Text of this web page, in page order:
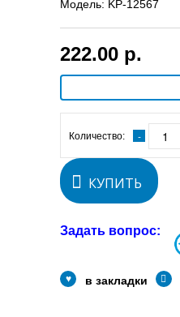
Модель: KP-12567
222.00 р.
Количество:
КУПИТЬ
Задать вопрос:
в закладки